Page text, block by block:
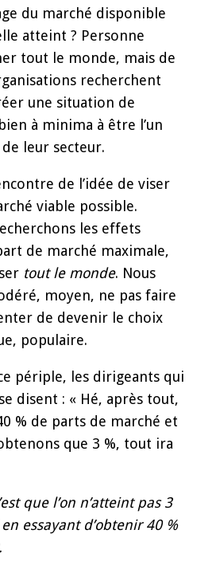
du marché disponible
atteint ? Personne
tout le monde, mais de
recherchent
une situation de
à minima à être l’un
leur secteur.
de l’idée de viser
viable possible.
les effets
de marché maximale,
tout le monde. Nous
moyen, ne pas faire
de devenir le choix
populaire.
périple, les dirigeants qui
disent : « Hé, après tout,
% de parts de marché et
que 3 %, tout ira
que l’on n’atteint pas 3
essayant d’obtenir 40 %